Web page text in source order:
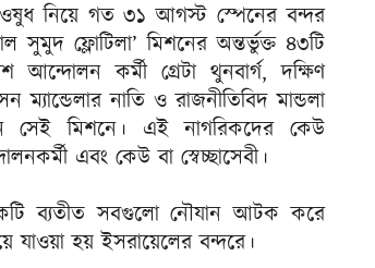
ও ওষুধ নিয়ে গত ৩১ আগস্ট স্পেনের বন্দর
সুমুদ ফ্লোটিলা’ মিশনের অন্তর্ভুক্ত ৪৩টি
কর্মী গ্রেটা থুনবার্গ, দক্ষিণ
ম্যান্ডেলার নাতি ও রাজনীতিবিদ মান্ডলা
সেই মিশনে। এই নাগরিকদের কেউ
এবং কেউ বা স্বেচ্ছাসেবী।
ব্যতীত সবগুলো নৌযান আটক করে
যাওয়া হয় ইসরায়েলের বন্দরে।